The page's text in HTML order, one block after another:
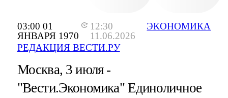
03:00 01
ЯНВАРЯ 1970
12:30
11.06.2026
РЕДАКЦИЯ ВЕСТИ.РУ
ЭКОНОМИКА
Москва, 3 июля -
"Вести.Экономика" Единоличное